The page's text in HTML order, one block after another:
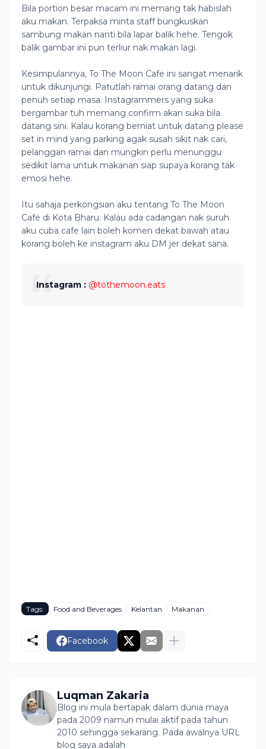
Bila portion besar macam ini memang tak habislah
aku makan. Terpaksa minta staff bungkuskan
sambung makan nanti bila lapar balik hehe. Tengok
balik gambar ini pun terliur nak makan lagi.
Kesimpulannya, To The Moon Cafe ini sangat menarik
untuk dikunjungi. Patutlah ramai orang datang dan
penuh setiap masa. Instagrammers yang suka
bergambar tuh memang confirm akan suka bila
datang sini. Kalau korang berniat untuk datang please
set in mind yang parking agak susah sikit nak cari,
pelanggan ramai dan mungkin perlu menunggu
sedikit lama untuk makanan siap supaya korang tak
emosi hehe.
Itu sahaja perkongsian aku tentang To The Moon
Cafe di Kota Bharu. Kalau ada cadangan nak suruh
aku cuba cafe lain boleh komen dekat bawah atau
korang boleh ke instagram aku DM jer dekat sana.
Instagram : @tothemoon.eats
Tags: Food and Beverages Kelantan Makanan
Facebook
Luqman Zakaria
Blog ini mula bertapak dalam dunia maya
pada 2009 namun mulai aktif pada tahun
2010 sehingga sekarang. Pada awalnya URL
blog saya adalah